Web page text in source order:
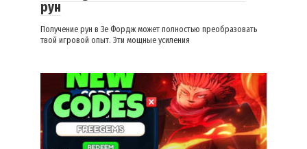
рун
Получение рун в Зе Фордж может полностью преобразовать
твой игровой опыт. Эти мощные усиления